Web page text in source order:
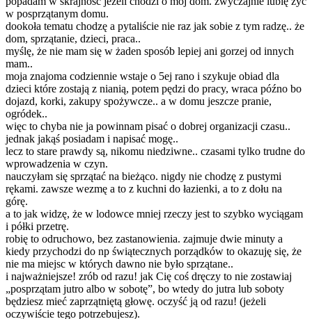
w posprzątanym domu.
dookoła tematu chodzę a pytaliście nie raz jak sobie z tym radzę.. że
dom, sprzątanie, dzieci, praca..
myślę, że nie mam się w żaden sposób lepiej ani gorzej od innych
mam..
moja znajoma codziennie wstaje o 5ej rano i szykuje obiad dla
dzieci które zostają z nianią, potem pędzi do pracy, wraca późno bo
dojazd, korki, zakupy spożywcze.. a w domu jeszcze pranie,
ogródek..
więc to chyba nie ja powinnam pisać o dobrej organizacji czasu..
jednak jakąś posiadam i napisać mogę..
lecz to stare prawdy są, nikomu niedziwne.. czasami tylko trudne do
wprowadzenia w czyn.
nauczyłam się sprzątać na bieżąco. nigdy nie chodzę z pustymi
rękami. zawsze wezmę a to z kuchni do łazienki, a to z dołu na
górę.
a to jak widzę, że w lodowce mniej rzeczy jest to szybko wyciągam
i półki przetrę.
robię to odruchowo, bez zastanowienia. zajmuje dwie minuty a
kiedy przychodzi do np świątecznych porządków to okazuję się, że
nie ma miejsc w których dawno nie było sprzątane..
i najważniejsze! zrób od razu! jak Cię coś dręczy to nie zostawiaj
„posprzątam jutro albo w sobotę”, bo wtedy do jutra lub soboty
będziesz mieć zaprzątniętą głowę. oczyść ją od razu! (jeżeli
oczywiście tego potrzebujesz).